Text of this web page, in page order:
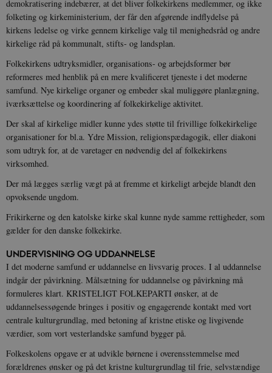
demokratisering indebærer, at det bliver folkekirkens medlemmer, og ikke
folketing og kirkeministerium, der får den afgørende indflydelse på
kirkens ledelse og virke gennem kirkelige valg til menighedsråd og andre
kirkelige råd på kommunalt, stifts- og landsplan.
Folkekirkens udtryksmidler, organisations- og arbejdsformer bør
reformeres med henblik på en mere kvalificeret tjeneste i det moderne
samfund. Nye kirkelige organer og embeder skal muliggøre planlægning,
iværksættelse og koordinering af folkekirkelige aktivitet.
Der skal af kirkelige midler kunne ydes støtte til frivillige folkekirkelige
organisationer for bl.a. Ydre Mission, religionspædagogik, eller diakoni
som udtryk for, at de varetager en nødvendig del af folkekirkens
virksomhed.
Der må lægges særlig vægt på at fremme et kirkeligt arbejde blandt den
opvoksende ungdom.
Frikirkerne og den katolske kirke skal kunne nyde samme rettigheder, som
gælder for den danske folkekirke.
UNDERVISNING OG UDDANNELSE
I det moderne samfund er uddannelse en livsvarig proces. I al uddannelse
indgår der påvirkning. Målsætning for uddannelse og påvirkning må
formuleres klart. KRISTELIGT FOLKEPARTI ønsker, at de
uddannelsessøgende bringes i positiv og engagerende kontakt med vort
centrale kulturgrundlag, med betoning af kristne etiske og livgivende
værdier, som vort vesterlandske samfund bygger på.
Folkeskolens opgave er at udvikle børnene i overensstemmelse med
forældrenes ønsker og på det kristne kulturgrundlag til frie, selvstændige